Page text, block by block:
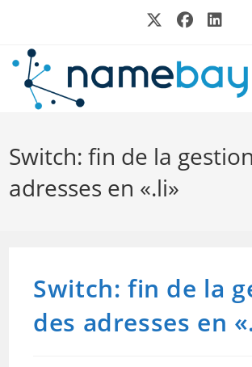
Switch: fin de la
adresses en «.li»
Switch: fin de la
des adresses en